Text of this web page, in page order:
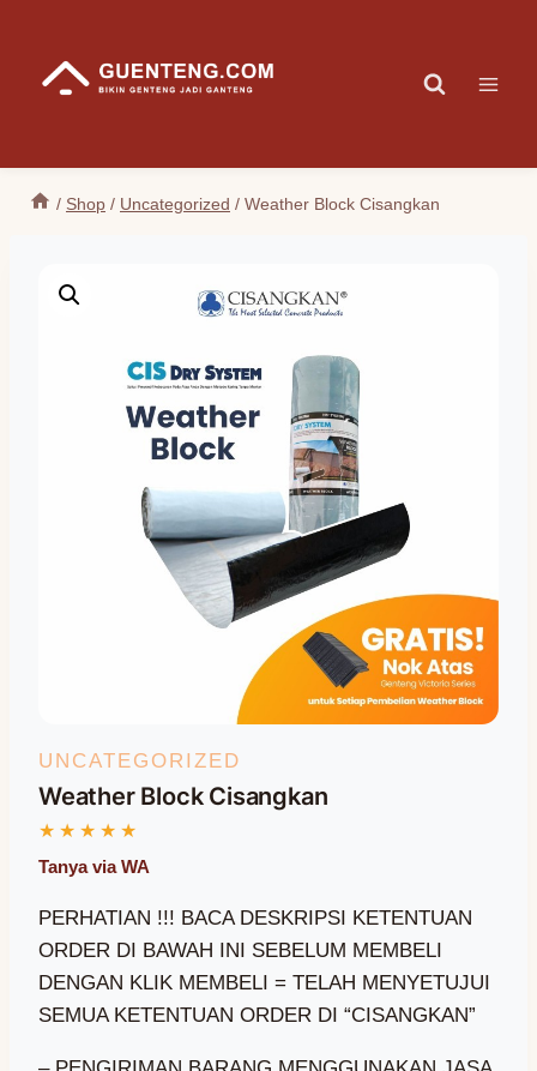
content
/ Shop / Uncategorized / Weather Block Cisangkan
UNCATEGORIZED
Weather Block Cisangkan
PERHATIAN !!! BACA DESKRIPSI KETENTUAN
ORDER DI BAWAH INI SEBELUM MEMBELI
DENGAN KLIK MEMBELI = TELAH MENYETUJUI
SEMUA KETENTUAN ORDER DI “CISANGKAN”